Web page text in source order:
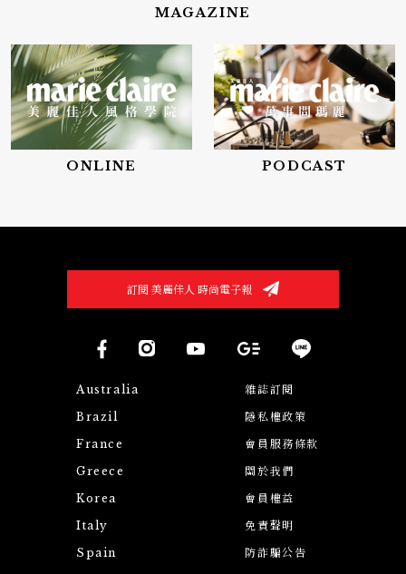
MAGAZINE
ONLINE PODCAST
Australia
Brazil
France
Greece
Korea
Italy
Spain
訂閱 美麗佳人 時尚電子報
雜誌訂閱
隱私權政策
會員服務條款
關於我們
會員權益
免責聲明
防詐騙公告